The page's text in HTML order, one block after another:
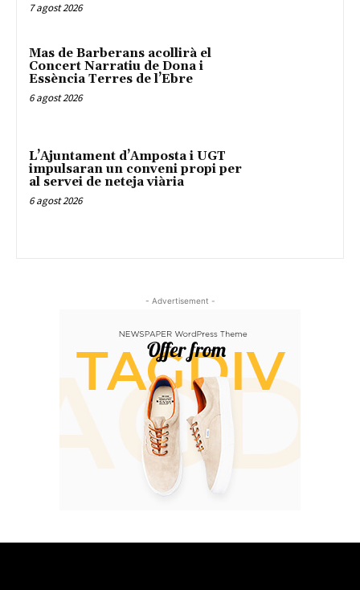
7 agost 2026
Mas de Barberans acollirà el
Concert Narratiu de Dona i
Essència Terres de l’Ebre
6 agost 2026
L’Ajuntament d’Amposta i UGT
impulsaran un conveni propi per
al servei de neteja viària
6 agost 2026
- Advertisement -